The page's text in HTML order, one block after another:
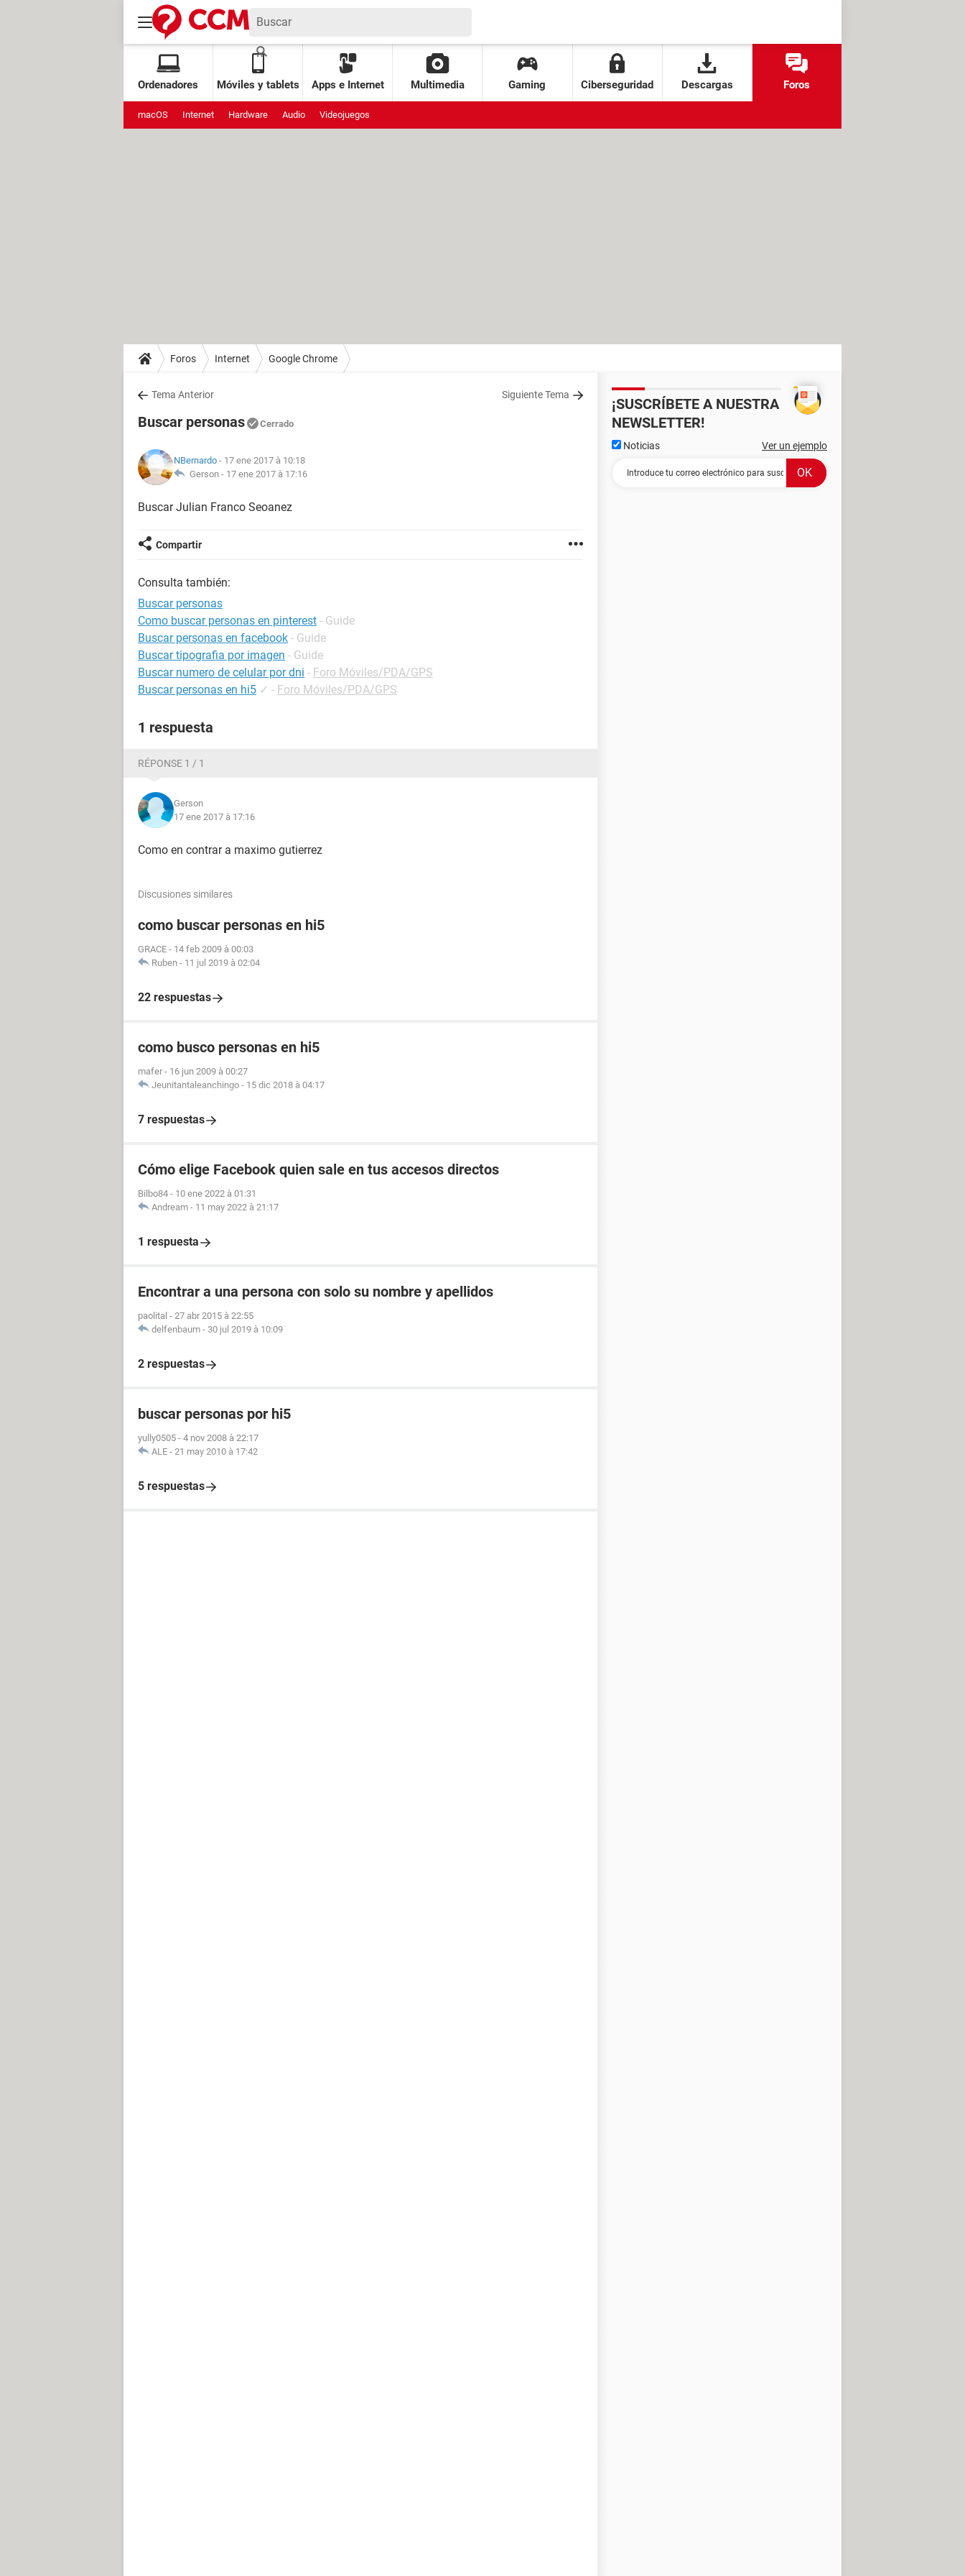
Ordenadores Móviles y tablets Apps e Internet Multimedia Gaming Ciberseguridad Descargas Foros
macOS Internet Hardware Audio Videojuegos
Foros Internet Google Chrome
Tema Anterior Siguiente Tema
Buscar personas Cerrado
NBernardo - 17 ene 2017 à 10:18
Gerson - 17 ene 2017 à 17:16
Buscar Julian Franco Seoanez
Compartir
Consulta también:
Buscar personas
Como buscar personas en pinterest - Guide
Buscar personas en facebook - Guide
Buscar tipografia por imagen - Guide
Buscar numero de celular por dni - Foro Móviles/PDA/GPS
Buscar personas en hi5 ✓ - Foro Móviles/PDA/GPS
1 respuesta
RÉPONSE 1 / 1
Gerson
17 ene 2017 à 17:16
Como en contrar a maximo gutierrez
Discusiones similares
como buscar personas en hi5
GRACE - 14 feb 2009 à 00:03
Ruben - 11 jul 2019 à 02:04
22 respuestas
como busco personas en hi5
mafer - 16 jun 2009 à 00:27
Jeunitantaleanchingo - 15 dic 2018 à 04:17
7 respuestas
Cómo elige Facebook quien sale en tus accesos directos
Bilbo84 - 10 ene 2022 à 01:31
Andream - 11 may 2022 à 21:17
1 respuesta
Encontrar a una persona con solo su nombre y apellidos
paolital - 27 abr 2015 à 22:55
delfenbaum - 30 jul 2019 à 10:09
2 respuestas
buscar personas por hi5
yully0505 - 4 nov 2008 à 22:17
ALE - 21 may 2010 à 17:42
5 respuestas
¡SUSCRÍBETE A NUESTRA
NEWSLETTER!
Noticias Ver un ejemplo